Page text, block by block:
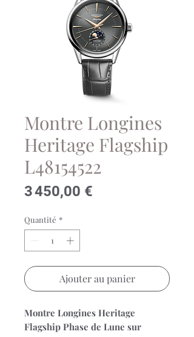
Montre Longines
Heritage Flagship
L48154522
3 450,00 €
Quantité *
Ajouter au panier
Montre Longines Heritage
Flagship Phase de Lune sur